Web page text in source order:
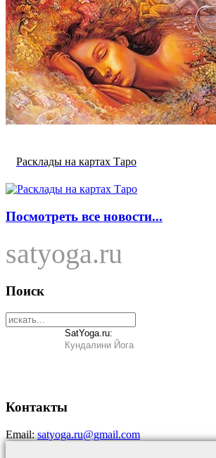
Расклады на картах Таро
Посмотреть все новости...
satyoga.ru
Поиск
SatYoga.ru:
Кундалини Йога
Контакты
Email:satyoga.ru@gmail.com